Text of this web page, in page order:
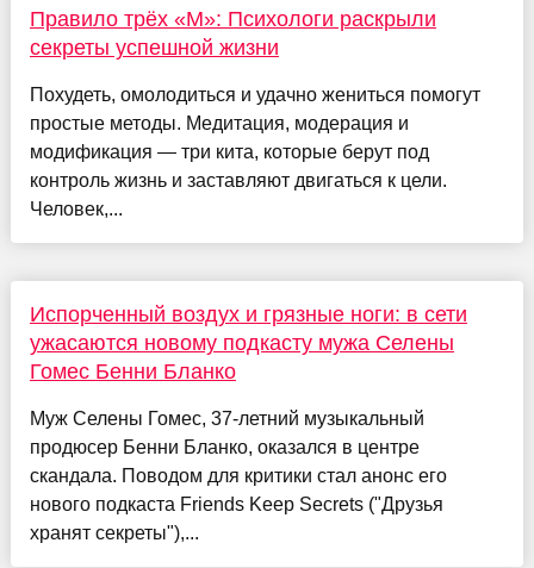
Правило трёх «М»: Психологи раскрыли
секреты успешной жизни
Похудеть, омолодиться и удачно жениться помогут
простые методы. Медитация, модерация и
модификация — три кита, которые берут под
контроль жизнь и заставляют двигаться к цели.
Человек,...
Испорченный воздух и грязные ноги: в сети
ужасаются новому подкасту мужа Селены
Гомес Бенни Бланко
Муж Селены Гомес, 37-летний музыкальный
продюсер Бенни Бланко, оказался в центре
скандала. Поводом для критики стал анонс его
нового подкаста Friends Keep Secrets ("Друзья
хранят секреты"),...